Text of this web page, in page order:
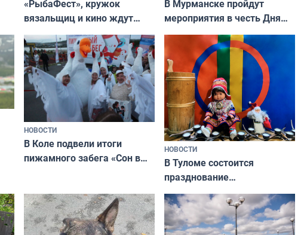
«РыбаФест», кружок
вязальщиц и кино ждут
мурманчан в эти выходные
В Мурманске пройдут
мероприятия в честь Дня
физкультурника
НОВОСТИ
В Коле подвели итоги
пижамного забега «Сон в
НОВОСТИ
В Туломе состоится
празднование
Международного дня
коренных народов мира